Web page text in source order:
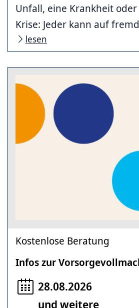
Unfall, eine Krankheit
Krise: Jeder kann auf
lesen
Kostenlose Beratung
Infos zur
28.08.2026
und weitere